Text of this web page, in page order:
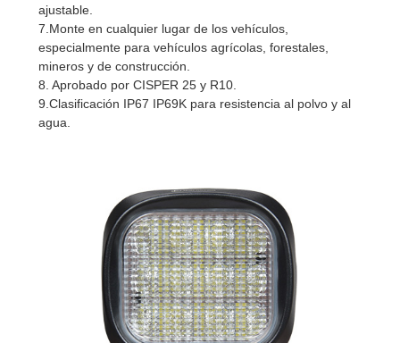
ajustable.
7.Monte en cualquier lugar de los vehículos,
especialmente para vehículos agrícolas, forestales,
mineros y de construcción.
8. Aprobado por CISPER 25 y R10.
9.Clasificación IP67 IP69K para resistencia al polvo y al
agua.